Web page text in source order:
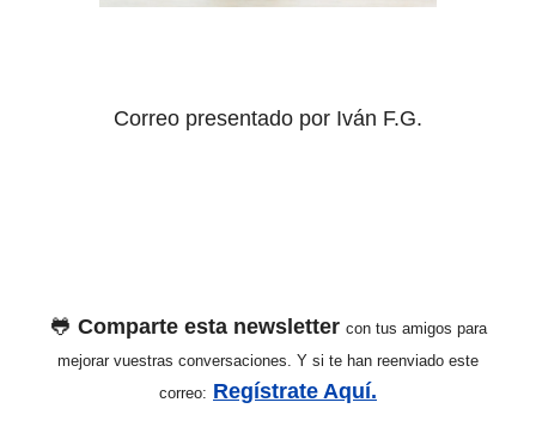
Correo presentado por Iván F.G.
🐸 Comparte esta newsletter con tus amigos para
mejorar vuestras conversaciones. Y si te han reenviado este
correo: Regístrate Aquí.